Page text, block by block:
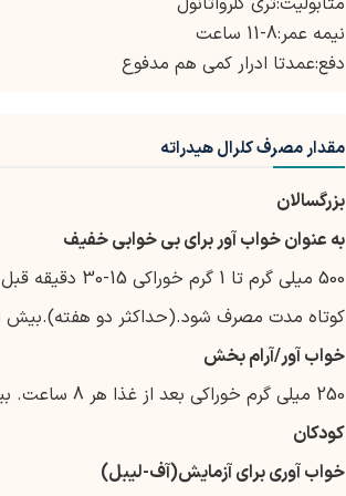
نیمه عمر:8-11 ساعت
دفع:عمدتا ادرار کمی هم مدفوع
مقدار مصرف کلرال هیدراته
بزرگسالان
به عنوان خواب آور برای بی خوابی خفیف
500 میلی گرم تا 1 گرم خوراکی 15-30 دقیقه قبل از خواب
کوتاه مدت مصرف شود.(حداکثر دو هفته).بیش از 2 گرم در 24 ساعت مصرف
خواب آور/آرام بخش
250 میلی گرم خوراکی بعد از غذا هر 8 ساعت. بیش از 2 گرم در 24 ساعت مصرف نشود.
کودکان
خواب آوری برای آزمایش(آف-لیبل)